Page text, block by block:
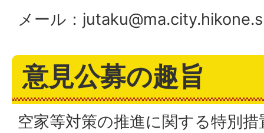
メール：
意見公募の趣旨
空家等対策の推進に関する特別